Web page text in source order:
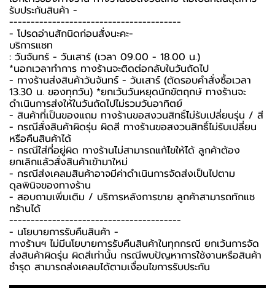
รับประกันสินค้า -️
----------------------------------------
-️ โปรดอ่านสักนิดก่อนสั่งนะคะ-️
บริการแชท
: วันจันทร์ - วันเสาร์ (เวลา 09.00 - 18.00 น.)
*นอกเวลาทำการ ทางร้านจะติดต่อกลับในวันถัดไป
- ทางร้านส่งสินค้าวันจันทร์ - วันเสาร์ (ตัดรอบคำสั่งซื้อเวลา
13.30 น. ของทุกวัน) *ยกเว้นวันหยุดนักขัตฤกษ์ ทางร้านจะ
ดำเนินการส่งให้ในวันถัดไปไม่รวมวันอาทิตย์
- สินค้าที่เป็นของแถม ทางร้านขอสงวนสิทธิ์ไม่รับเปลี่ยนรุ่น / สี
- กรณีสั่งสินค้าผิดรุ่น ผิดสี ทางร้านขอสงวนสิทธิ์ไม่รับเปลี่ยน
หรือคืนสินค้าได้
- กรณีใส่ที่อยู่ผิด ทางร้านไม่สามารถแก้ไขให้ได้ ลูกค้าต้อง
ยกเลิกแล้วสั่งสินค้าเข้ามาใหม่
- กรณีส่งเคลมสินค้าอาจมีค่าดำเนินการจัดส่งเป็นไปตาม
ดุลพินิจของทางร้าน
- สอบถามเพิ่มเติม / บริการหลังการขาย ลูกค้าสามารถทักแช
ทร้านได้
----------------------------------------
-️ นโยบายการรับคืนสินค้า -️
ทางร้านฯ ไม่มีนโยบายการรับคืนสินค้าในทุกกรณี ยกเว้นการจัด
ส่งสินค้าผิดรุ่น ผิดสีเท่านั้น กรณีพบปัญหาการใช้งานหรือสินค้า
ชำรุด สามารถส่งเคลมได้ตามเงื่อนไขการรับประกัน